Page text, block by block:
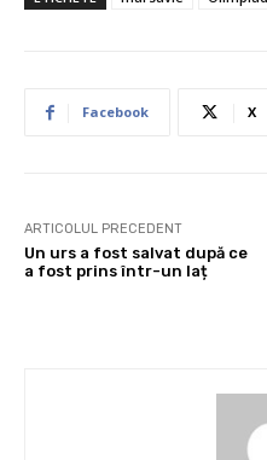
Facebook X
ARTICOLUL PRECEDENT
Un urs a fost salvat după ce
a fost prins într-un laț